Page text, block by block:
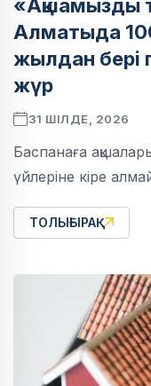
«Ақшамызды
Алматыда
жылдан бері
жүр
31 ШІЛДЕ, 2026
Баспанаға
үйлеріне кіре
ТОЛЫҒЫРАҚ